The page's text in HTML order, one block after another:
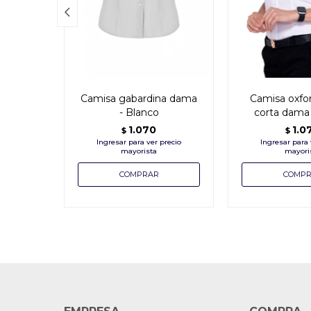
Camisa gabardina dama
- Blanco
$ 1.070
Camisa
corta
$
